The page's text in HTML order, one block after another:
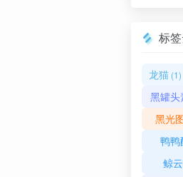
标
龙猫(1)
黑罐头
黑光
鸭鸭
鲸